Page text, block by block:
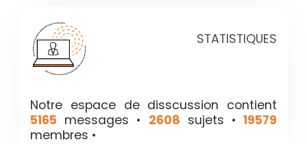
STATISTIQUES
Notre espace de disscussion contient
5165 messages • 2608 sujets •19579
membres •